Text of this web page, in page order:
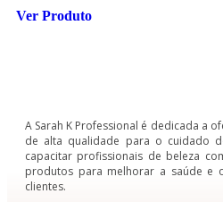
Ver Produto
A Sarah K Professional é dedicada a
de alta qualidade para o cuidado
capacitar profissionais de beleza
produtos para melhorar a saúde e
clientes.